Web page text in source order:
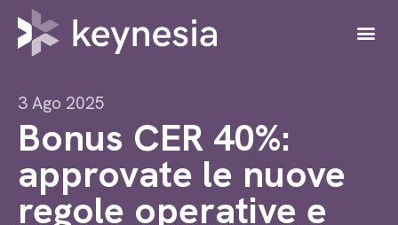
3 Ago 2025
Bonus CER 40%:
approvate le nuove
regole operative e